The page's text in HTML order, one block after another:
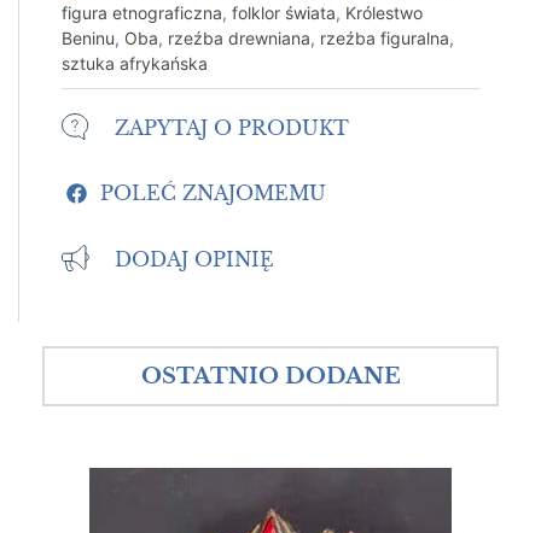
figura etnograficzna, folklor świata, Królestwo
Beninu, Oba, rzeźba drewniana, rzeźba figuralna,
sztuka afrykańska
ZAPYTAJ O PRODUKT
POLEĆ ZNAJOMEMU
DODAJ OPINIĘ
OSTATNIO DODANE